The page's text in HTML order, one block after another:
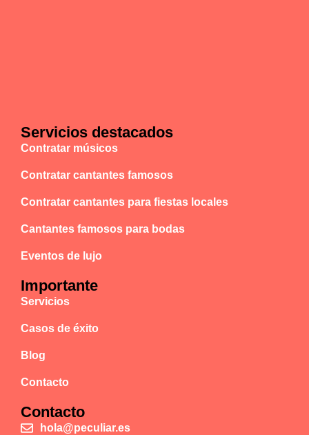
Servicios destacados
Contratar músicos
Contratar cantantes famosos
Contratar cantantes para fiestas locales
Cantantes famosos para bodas
Eventos de lujo
Importante
Servicios
Casos de éxito
Blog
Contacto
Contacto
hola@peculiar.es